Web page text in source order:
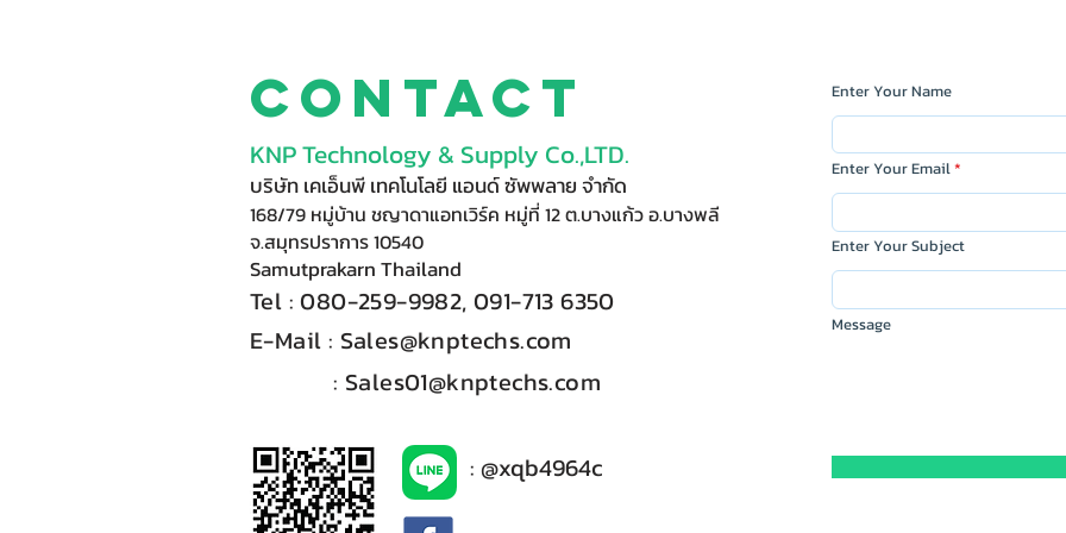
Contact
KNP Technology & Supply Co.,LTD.
บริษัท เคเอ็นพี เทคโนโลยี แอนด์ ซัพพลาย จำกัด
168/79 หมู่บ้าน ชญาดาแอทเวิร์ค หมู่ที่ 12 ต.บางแก้ว อ.บางพลี
จ.สมุทรปราการ 10540
Samutprakarn Thailand
Tel : 080-259-9982, 091-713 6350
E-Mail :​ Sales@knptechs.com
: Sales01@knptechs.com
Enter Your Name
Enter Your Email
Enter Your Subject
Message
: @xqb4964c